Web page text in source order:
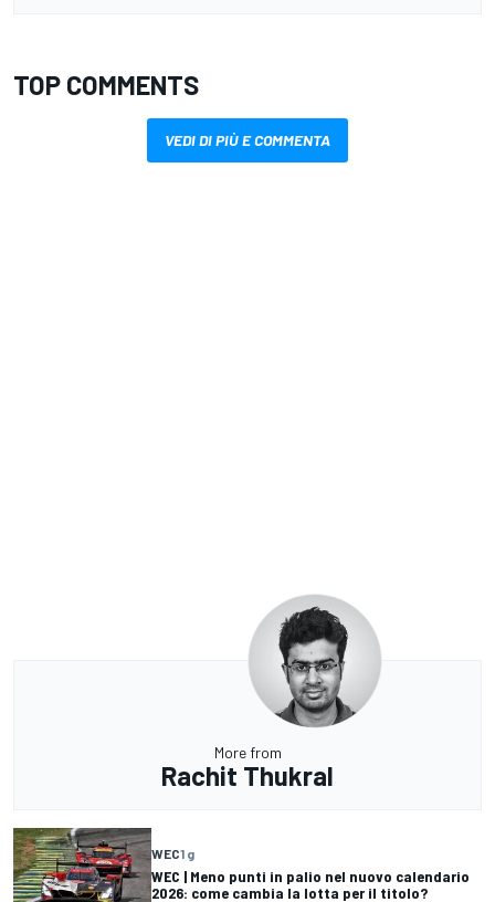
TOP COMMENTS
VEDI DI PIÙ E COMMENTA
More from
Rachit Thukral
WEC1 g
WEC | Meno punti in palio nel nuovo calendario
2026: come cambia la lotta per il titolo?